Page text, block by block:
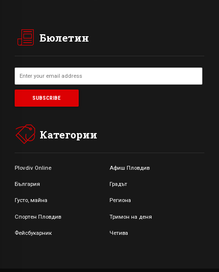
Бюлетин
Категории
Plovdiv Online Афиш Пловдив
България Градът
Густо, майна Региона
Спортен Пловдив Тримон на деня
Фейсбукарник Четива